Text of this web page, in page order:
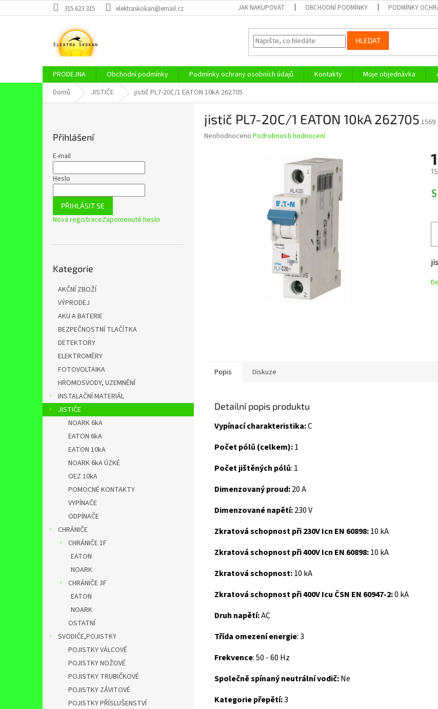
na
315 623 315 elektraskokan@email.cz JAK NAKUPOVAT OBCHODNÍ PODMÍNKY PODMÍNKY
HLEDAT
PRODEJNA Obchodní podmínky Podmínky ochrany osobních údajů Kontakty Moje objednávka
Domů
JISTIČE jistič PL7-20C/1 EATON 10kA 262705
Přihlášení
E-mail
Heslo
PŘIHLÁSIT SE
Nová registraceZapomenuté heslo
kategorie
Kategorie
AKČNÍ ZBOŽÍ
VÝPRODEJ
AKU A BATERIE
BEZPEČNOSTNÍ TLAČÍTKA
DETEKTORY
ELEKTROMĚRY
FOTOVOLTAIKA
HROMOSVODY, UZEMNĚNÍ
INSTALAČNÍ MATERIÁL
JISTIČE
NOARK 6kA
EATON 6kA
EATON 10kA
NOARK 6kA ÚZKÉ
OEZ 10kA
POMOCNÉ KONTAKTY
VYPÍNAČE
ODPÍNAČE
CHRÁNIČE
CHRÁNIČE 1F
EATON
NOARK
CHRÁNIČE 3F
EATON
NOARK
OSTATNÍ
SVODIČE,POJISTKY
POJISTKY VÁLCOVÉ
POJISTKY NOŽOVÉ
POJISTKY TRUBIČKOVÉ
POJISTKY ZÁVITOVÉ
POJISTKY PŘÍSLUŠENSTVÍ
jistič PL7-20C/1 EATON 10kA 262705 1569
Průměrné
Neohodnoceno Podrobnosti hodnocení
Popis Diskuze
Detailní popis produktu
Vypínací charakteristika:C
Počet pólů (celkem):1
Počet jištěných pólů: 1
Dimenzovaný proud:20 A
Dimenzované napětí:230 V
Zkratová schopnost při 230V Icn EN 60898:10 kA
Zkratová schopnost při 400V Icn EN 60898:10 kA
Zkratová schopnost:10 kA
Zkratová schopnost při 400V Icu ČSN EN 60947-2:0 kA
Druh napětí:AC
Třída omezení energie:3
Frekvence:50 - 60 Hz
Společně spínaný neutrální vodič:Ne
Kategorie přepětí:3